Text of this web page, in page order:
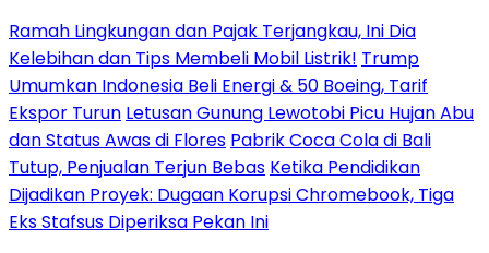
Ramah Lingkungan dan Pajak Terjangkau, Ini Dia
Kelebihan dan Tips Membeli Mobil Listrik! Trump
Umumkan Indonesia Beli Energi & 50 Boeing, Tarif
Ekspor Turun Letusan Gunung Lewotobi Picu Hujan Abu
dan Status Awas di Flores Pabrik Coca Cola di Bali
Tutup, Penjualan Terjun Bebas Ketika Pendidikan
Dijadikan Proyek: Dugaan Korupsi Chromebook, Tiga
Eks Stafsus Diperiksa Pekan Ini